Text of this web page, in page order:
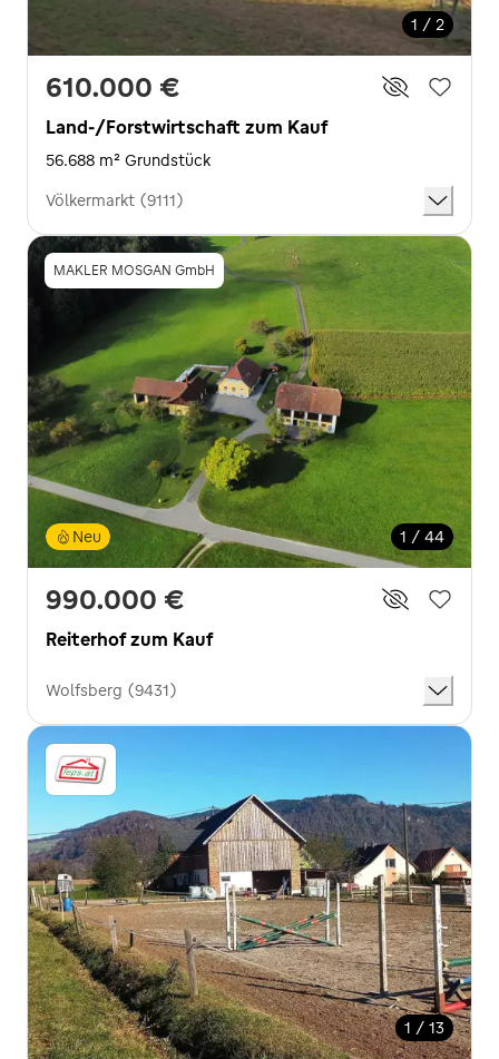
1 / 2
610.000 €
Land-/Forstwirtschaft zum Kauf
56.688 m² Grundstück
Völkermarkt (9111)
MAKLER MOSGAN GmbH
1 / 44
Neu
990.000 €
Reiterhof zum Kauf
Wolfsberg (9431)
1 / 13